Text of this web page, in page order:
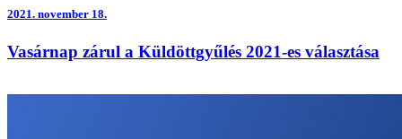
2021. november 18.
Vasárnap zárul a Küldöttgyűlés 2021-es választása